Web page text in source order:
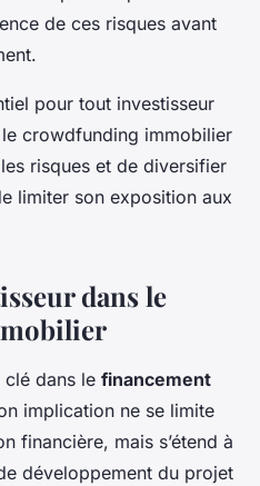
de ces risques avant
pour tout investisseur
crowdfunding immobilier
risques et de diversifier
limiter son exposition aux
dans le
clé dans le financement
implication ne se limite
financière, mais s’étend à
développement du projet